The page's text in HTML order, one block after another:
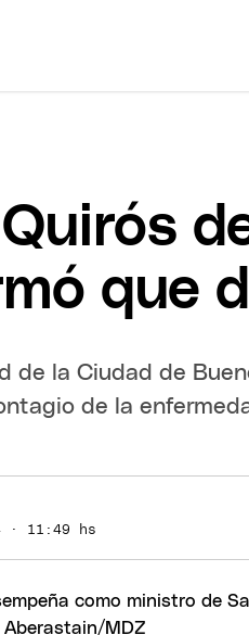
que
de la Ciudad de
de la
· 11:49 hs